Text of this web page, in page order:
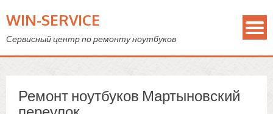
WIN-SERVICE
Сервисный центр по ремонту ноутбуков
Ремонт ноутбуков Мартыновский